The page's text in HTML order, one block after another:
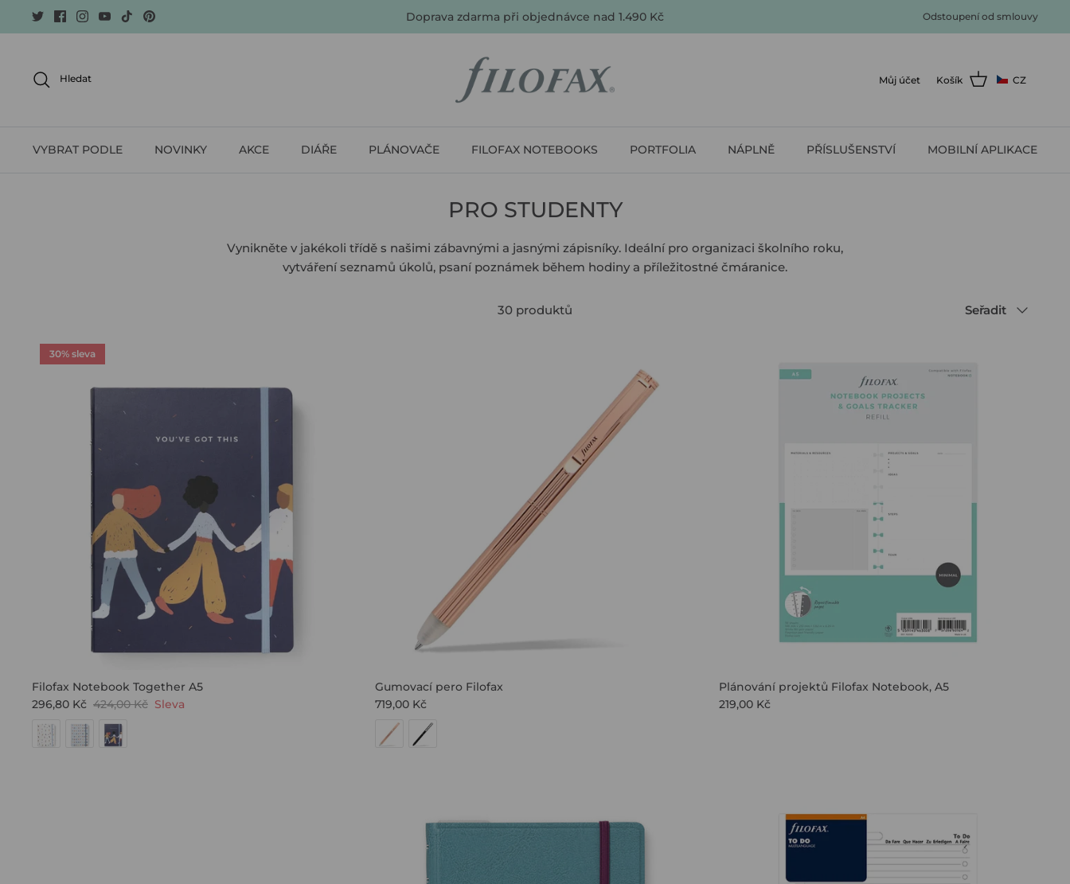
Doprava zdarma při objednávce nad 1.490 Kč Odstoupení od smlouvy
Hledat Můj účet Košík CZ
VYBRAT PODLE NOVINKY AKCE DIÁŘE PLÁNOVAČE FILOFAX NOTEBOOKS PORTFOLIA NÁPLNĚ PŘÍSLUŠENSTVÍ MOBILNÍ APLIKACE
PRO STUDENTY
Vynikněte v jakékoli třídě s našimi zábavnými a jasnými zápisníky. Ideální pro organizaci školního roku,
vytváření seznamů úkolů, psaní poznámek během hodiny a příležitostné čmáranice.
30 produktů Seřadit
30% sleva
Filofax Notebook Together A5
296,80 Kč 424,00 Kč Sleva
Gumovací pero Filofax
719,00 Kč
Plánování projektů Filofax Notebook, A5
219,00 Kč